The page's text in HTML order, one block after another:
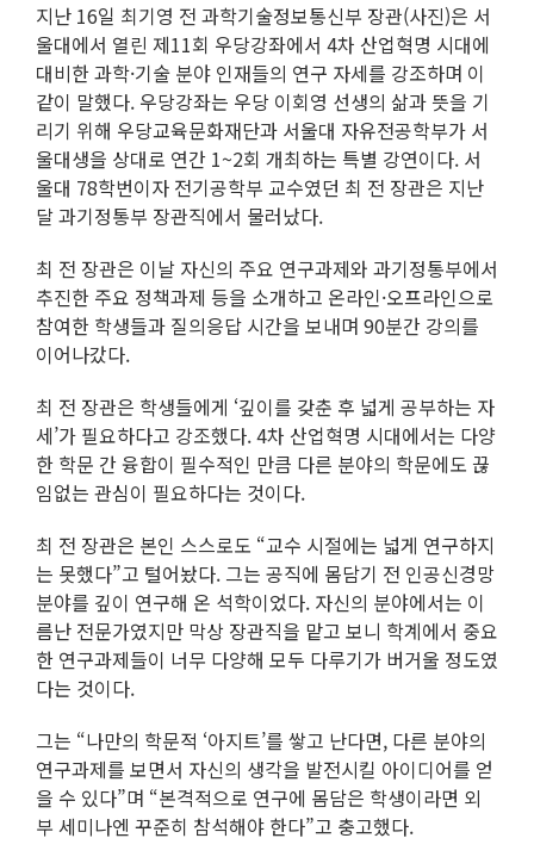
지난 16일 최기영 전 과학기술정보통신부 장관(사진)은 서
울대에서 열린 제11회 우당강좌에서 4차 산업혁명 시대에
대비한 과학·기술 분야 인재들의 연구 자세를 강조하며 이
같이 말했다. 우당강좌는 우당 이회영 선생의 삶과 뜻을 기
리기 위해 우당교육문화재단과 서울대 자유전공학부가 서
울대생을 상대로 연간 1~2회 개최하는 특별 강연이다. 서
울대 78학번이자 전기공학부 교수였던 최 전 장관은 지난
달 과기정통부 장관직에서 물러났다.
최 전 장관은 이날 자신의 주요 연구과제와 과기정통부에서
추진한 주요 정책과제 등을 소개하고 온라인·오프라인으로
참여한 학생들과 질의응답 시간을 보내며 90분간 강의를
이어나갔다.
최 전 장관은 학생들에게 ‘깊이를 갖춘 후 넓게 공부하는 자
세’가 필요하다고 강조했다. 4차 산업혁명 시대에서는 다양
한 학문 간 융합이 필수적인 만큼 다른 분야의 학문에도 끊
임없는 관심이 필요하다는 것이다.
최 전 장관은 본인 스스로도 “교수 시절에는 넓게 연구하지
는 못했다”고 털어놨다. 그는 공직에 몸담기 전 인공신경망
분야를 깊이 연구해 온 석학이었다. 자신의 분야에서는 이
름난 전문가였지만 막상 장관직을 맡고 보니 학계에서 중요
한 연구과제들이 너무 다양해 모두 다루기가 버거울 정도였
다는 것이다.
그는 “나만의 학문적 ‘아지트’를 쌓고 난다면, 다른 분야의
연구과제를 보면서 자신의 생각을 발전시킬 아이디어를 얻
을 수 있다”며 “본격적으로 연구에 몸담은 학생이라면 외
부 세미나엔 꾸준히 참석해야 한다”고 충고했다.